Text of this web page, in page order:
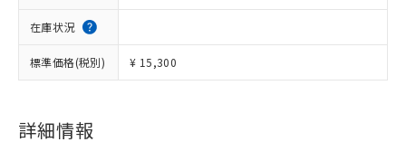
在庫状況
標準価格(税別) ¥ 15,300
詳細情報